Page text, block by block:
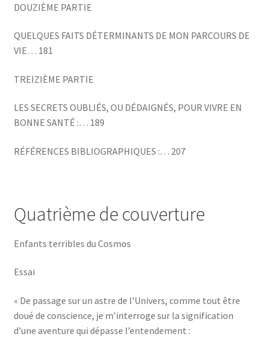
DOUZIÈME PARTIE
QUELQUES FAITS DÉTERMINANTS DE MON PARCOURS DE
VIE… 181
TREIZIÈME PARTIE
LES SECRETS OUBLIÉS, OU DÉDAIGNÉS, POUR VIVRE EN
BONNE SANTÉ :… 189
RÉFÉRENCES BIBLIOGRAPHIQUES :… 207
Quatrième de couverture
Enfants terribles du Cosmos
Essai
« De passage sur un astre de l’Univers, comme tout être
doué de conscience, je m’interroge sur la signification
d’une aventure qui dépasse l’entendement :